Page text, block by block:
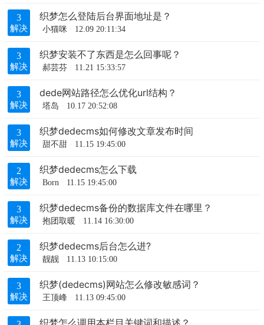
3
解决
织梦怎么登陆后台界面地址是？
小猫咪 12.09 20:11:34
3
解决
织梦安装不了东西是怎么回事呢？
郝芸芬 11.21 15:33:57
3
解决
dede网站路径怎么优化url结构？
塔岛 10.17 20:52:08
3
解决
织梦dedecms如何修改文章发布时间
甜不甜 11.15 19:45:00
2
解决
织梦dedecms怎么下载
Born 11.15 19:45:00
3
解决
织梦dedecms备份的数据库文件在哪里？
抱团取暖 11.14 16:30:00
2
解决
织梦dedecms后台怎么进?
靓靓 11.13 10:15:00
3
解决
织梦(dedecms)网站怎么修改敏感词？
王顶峰 11.13 09:45:00
织梦怎么调用本栏目关键词和描述？